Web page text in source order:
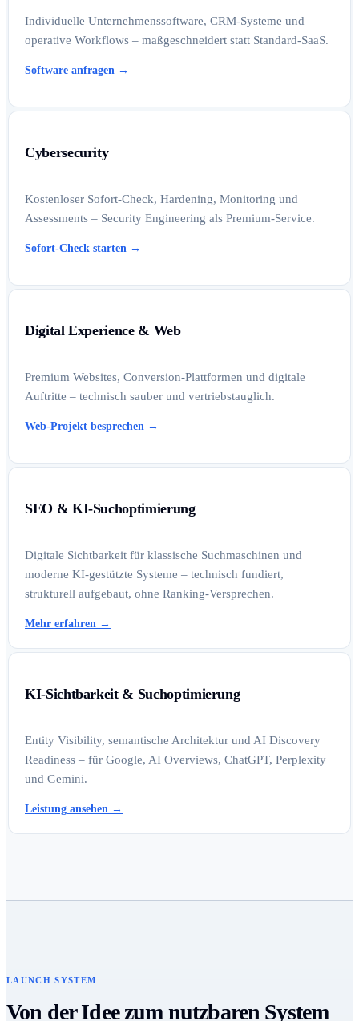
Individuelle Unternehmenssoftware, CRM-Systeme und
operative Workflows – maßgeschneidert statt Standard-SaaS.
Software anfragen →
Cybersecurity
Kostenloser Sofort-Check, Hardening, Monitoring und
Assessments – Security Engineering als Premium-Service.
Sofort-Check starten →
Digital Experience & Web
Premium Websites, Conversion-Plattformen und digitale
Auftritte – technisch sauber und vertriebstauglich.
Web-Projekt besprechen →
SEO & KI-Suchoptimierung
Digitale Sichtbarkeit für klassische Suchmaschinen und
moderne KI-gestützte Systeme – technisch fundiert,
strukturell aufgebaut, ohne Ranking-Versprechen.
Mehr erfahren →
KI-Sichtbarkeit & Suchoptimierung
Entity Visibility, semantische Architektur und AI Discovery
Readiness – für Google, AI Overviews, ChatGPT, Perplexity
und Gemini.
Leistung ansehen →
LAUNCH SYSTEM
Von der Idee zum nutzbaren System